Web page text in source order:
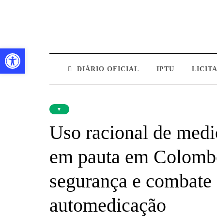
DIÁRIO OFICIAL IPTU
▼
Uso racional de
em pauta em
segurança e combate
automedicação
Barra de Ferramentas Aberta